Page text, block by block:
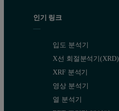
인기 링크
입도 분석기
X선 회절분석기(XRD)
XRF 분석기
영상 분석기
열 분석기